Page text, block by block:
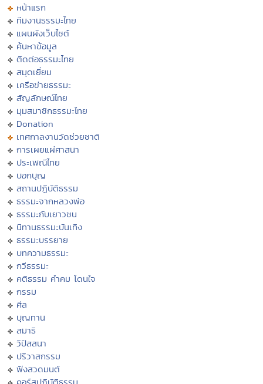
หน้าแรก
ทีมงานธรรมะไทย
แผนผังเว็บไซต์
ค้นหาข้อมูล
ติดต่อธรรมะไทย
สมุดเยี่ยม
เครือข่ายธรรมะ
สัญลักษณ์ไทย
มุมสมาชิกธรรมะไทย
Donation
เทศกาลงานวัดช่วยชาติ
การเผยแผ่ศาสนา
ประเพณีไทย
บอกบุญ
สถานปฏิบัติธรรม
ธรรมะจากหลวงพ่อ
ธรรมะกับเยาวชน
นิทานธรรมะบันเทิง
ธรรมะบรรยาย
บทความธรรมะ
กวีธรรมะ
คติธรรม คำคม โดนใจ
กรรม
ศีล
บุญทาน
สมาธิ
วิปัสสนา
ปริวาสกรรม
ฟังสวดมนต์